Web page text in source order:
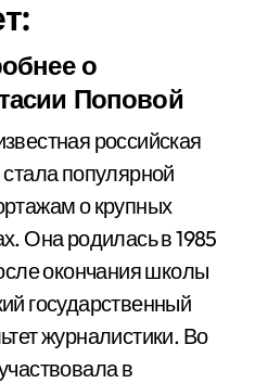
о
Поповой
российская
популярной
о крупных
Она родилась в 1985
окончания школы
государственный
журналистики. Во
в